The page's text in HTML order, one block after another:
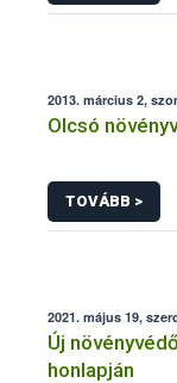
2013. március 2,
Olcsó
TOVÁBB >
2021. május 19,
Új
honlapján